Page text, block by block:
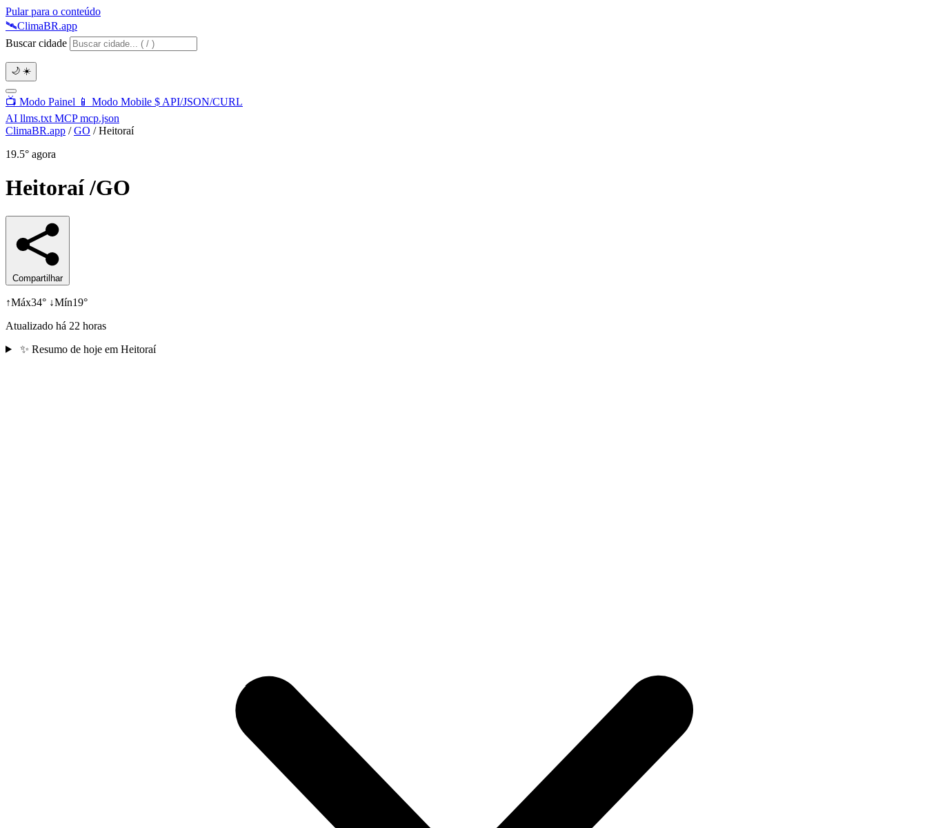
Pular para o conteúdo
🛰️ClimaBR.app
Buscar cidade
🌙 ☀️
📺 Modo Painel 📱 Modo Mobile $ API/JSON/CURL
AI llms.txt MCPmcp.json
ClimaBR.app / GO / Heitoraí
19.5° agora
Heitoraí/GO
Compartilhar
↑Máx34° ↓Mín19°
Atualizado há 22 horas
✨ Resumo de hoje em Heitoraí